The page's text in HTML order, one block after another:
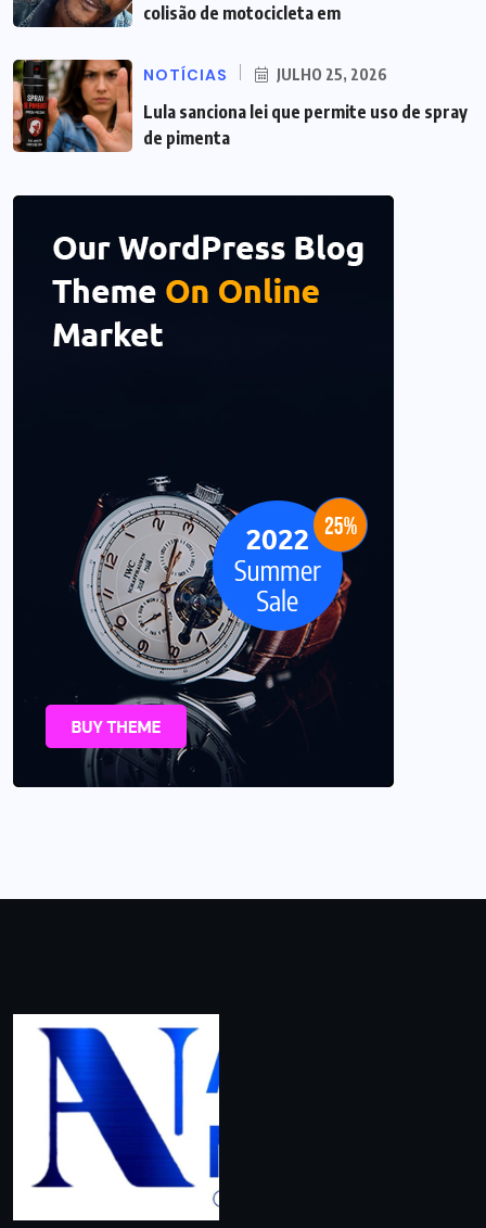
colisão de motocicleta em
NOTÍCIAS JULHO 25, 2026
Lula sanciona lei que permite uso de spray
de pimenta